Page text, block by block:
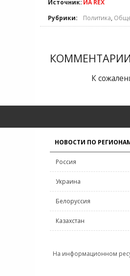
Источник: ИА REX
Рубрики:
Политика,
К
НОВОСТИ ПО
Россия
Украина
Белоруссия
Казахстан
На информационном